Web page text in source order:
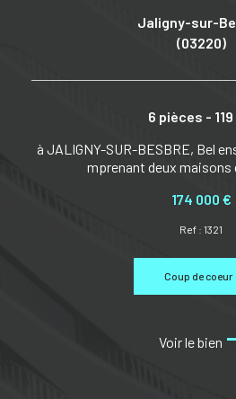
Jaligny-sur-
(03220)
6 pièces - 119
à JALIGNY-SUR-BESBRE, Bel
mprenant deux maisons
174 000 €
Ref : 1321
Coup de coeur
Voir le bien